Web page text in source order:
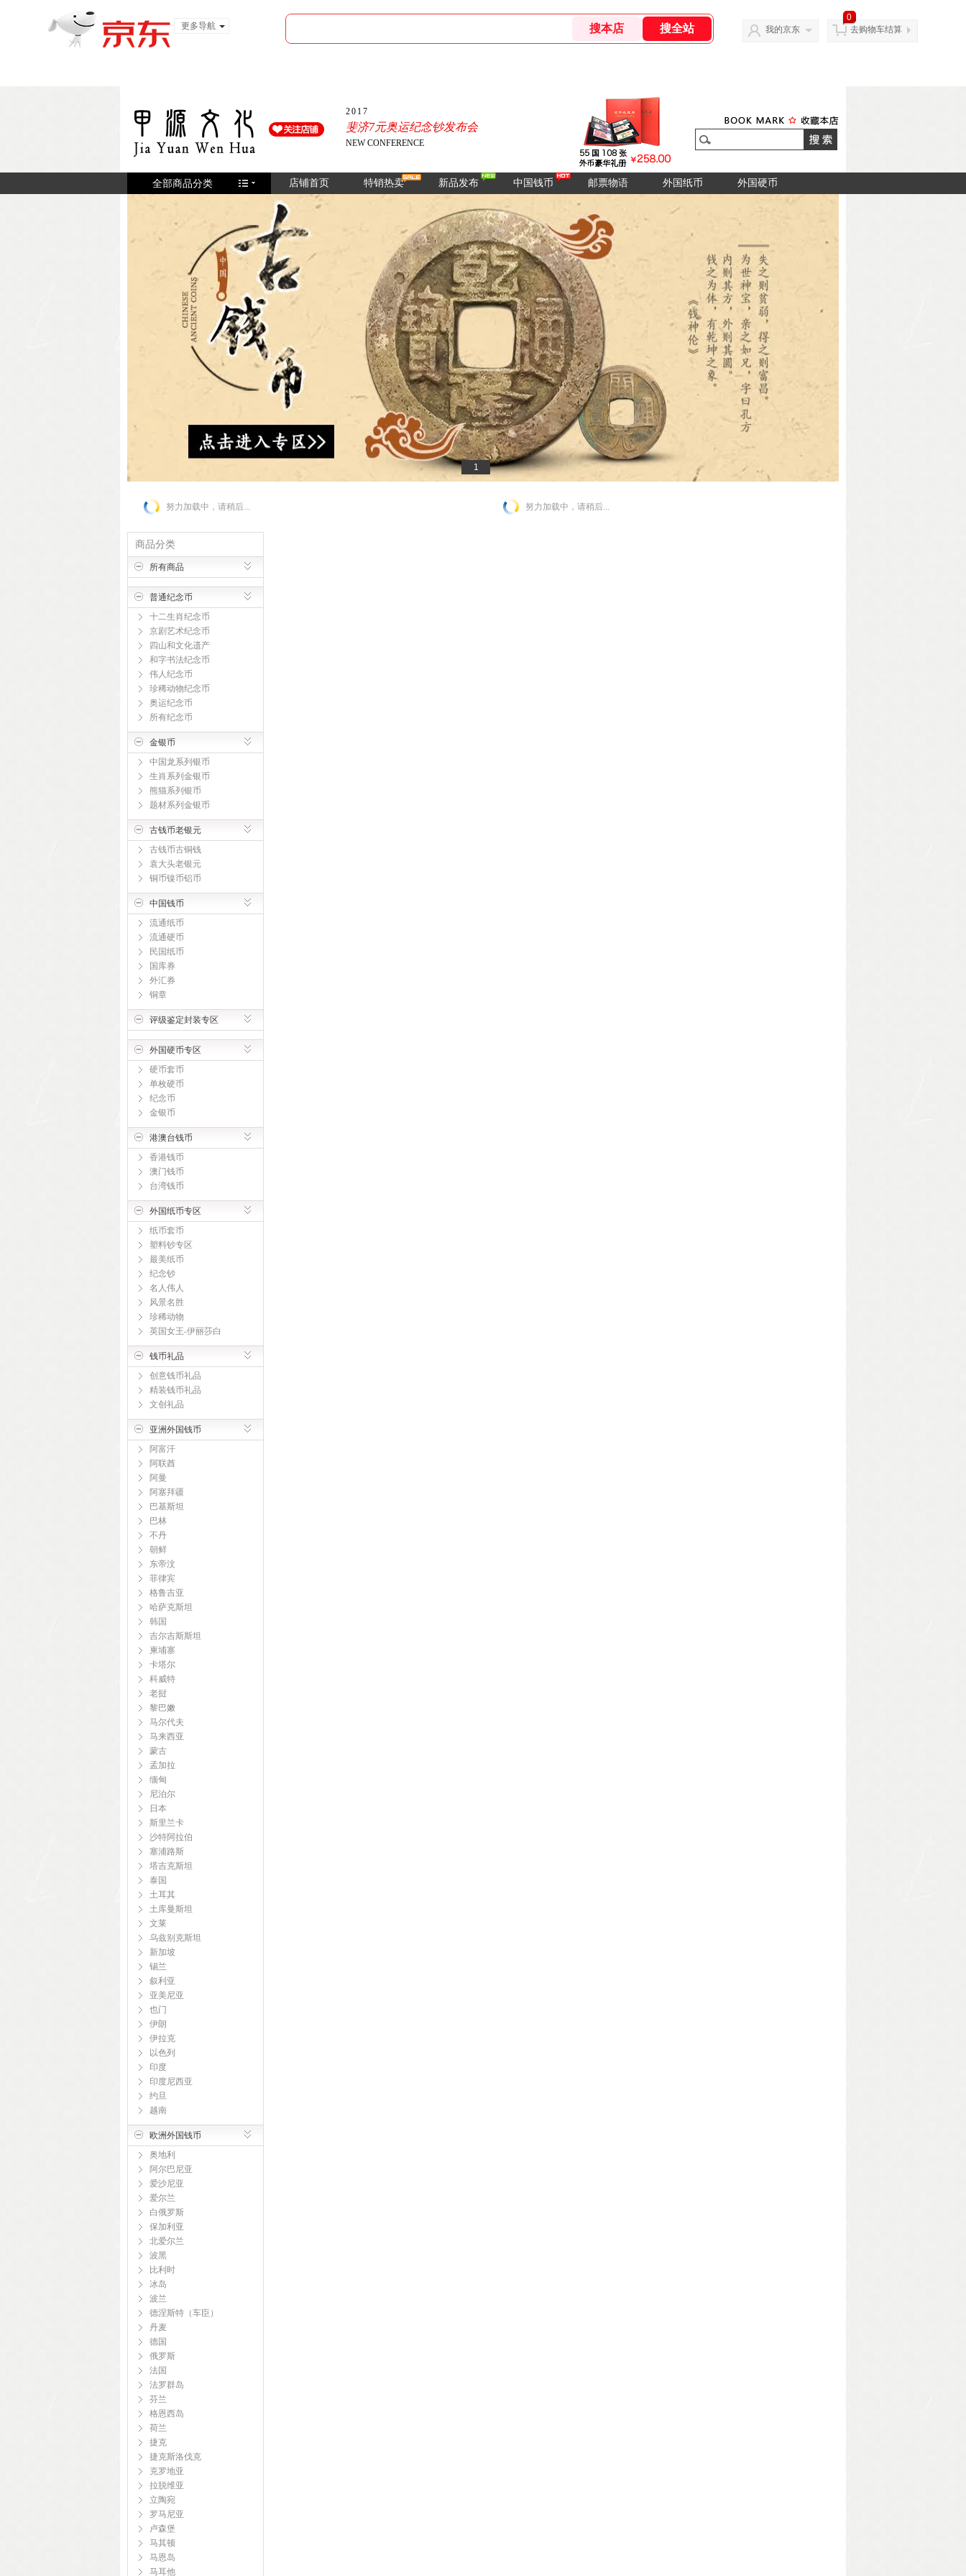
更多导航
我的京东
0
去购物车结算
2017
斐济7元奥运纪念钞发布会
NEW CONFERENCE
全部商品分类 店铺首页 特销热卖 新品发布 中国钱币 邮票物语 外国纸币 外国硬币
1
努力加载中，请稍后...
商品分类
所有商品
普通纪念币
十二生肖纪念币
京剧艺术纪念币
四山和文化遗产
和字书法纪念币
伟人纪念币
珍稀动物纪念币
奥运纪念币
所有纪念币
金银币
中国龙系列银币
生肖系列金银币
熊猫系列银币
题材系列金银币
古钱币老银元
古钱币古铜钱
袁大头老银元
铜币镍币铝币
中国钱币
流通纸币
流通硬币
民国纸币
国库券
外汇券
铜章
评级鉴定封装专区
外国硬币专区
硬币套币
单枚硬币
纪念币
金银币
港澳台钱币
香港钱币
澳门钱币
台湾钱币
外国纸币专区
纸币套币
塑料钞专区
最美纸币
纪念钞
名人伟人
风景名胜
珍稀动物
英国女王-伊丽莎白
钱币礼品
创意钱币礼品
精装钱币礼品
文创礼品
亚洲外国钱币
阿富汗
阿联酋
阿曼
阿塞拜疆
巴基斯坦
巴林
不丹
朝鲜
东帝汶
菲律宾
格鲁吉亚
哈萨克斯坦
韩国
吉尔吉斯斯坦
柬埔寨
卡塔尔
科威特
老挝
黎巴嫩
马尔代夫
马来西亚
蒙古
孟加拉
缅甸
尼泊尔
日本
斯里兰卡
沙特阿拉伯
塞浦路斯
塔吉克斯坦
泰国
土耳其
土库曼斯坦
文莱
乌兹别克斯坦
新加坡
锡兰
叙利亚
亚美尼亚
也门
伊朗
伊拉克
以色列
印度
印度尼西亚
约旦
越南
欧洲外国钱币
奥地利
阿尔巴尼亚
爱沙尼亚
爱尔兰
白俄罗斯
保加利亚
北爱尔兰
波黑
比利时
冰岛
波兰
德涅斯特（车臣）
丹麦
德国
俄罗斯
法国
法罗群岛
芬兰
格恩西岛
荷兰
捷克
捷克斯洛伐克
克罗地亚
拉脱维亚
立陶宛
罗马尼亚
卢森堡
马其顿
马恩岛
马耳他
努力加载中，请稍后...